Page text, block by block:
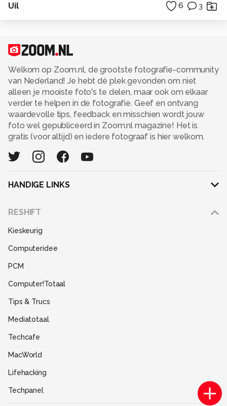
Uil 6 3
Welkom op Zoom.nl, de grootste fotografie-community
van Nederland! Je hebt dé plek gevonden om niet
alleen je mooiste foto's te delen, maar ook om elkaar
verder te helpen in de fotografie. Geef en ontvang
waardevolle tips, feedback en misschien wordt jouw
foto wel gepubliceerd in Zoom.nl magazine! Het is
gratis (voor altijd) en iedere fotograaf is hier welkom.
HANDIGE LINKS
RESHIFT
Kieskeurig
Computeridee
PCM
Computer!Totaal
Tips & Trucs
Mediatotaal
Techcafe
MacWorld
Lifehacking
Techpanel